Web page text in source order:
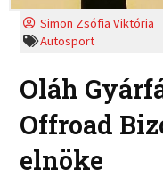
Simon Zsófia Viktória
Autosport
Oláh
Offroad
elnöke